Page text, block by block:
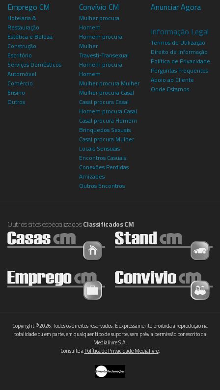
Emprego CM
Hotelaria &
Restauração
Estética e Beleza
Construção
Escritório
Serviços Domésticos
Automóvel
Comércio
Ensino
Outros
Convívio CM
Mulher procura
Homem
Homem procura
Mulher
Travesti-Transexual
Homem procura
Homem
Mulher procura Mulher
Mulher procura Casal
Casal procura Casal
Homem procura Casal
Casal procura Homem
Brinquedos Sexuais
Casal procura Mulher
Locais Sensuais
Encontros Casuais
Conexões Perdidas
Amizades
Outros Encontros
Anunciar Agora
Informação Legal
Termos de Utilização
Direito de Informação
Política de Privacidade
Perguntas Frequentes
Apoio ao Cliente
Onde Estamos
Outros sites especializadosClassificados CM
Copyright ©2026. Todos os direitos reservados. É expressamente proibida a reprodução na
totalidade ou em parte, em qualquer tipo de suporte, sem prévia permissão por escrito da
Medialivre S.A.
Consulte aPolítica de Privacidade Medialivre.